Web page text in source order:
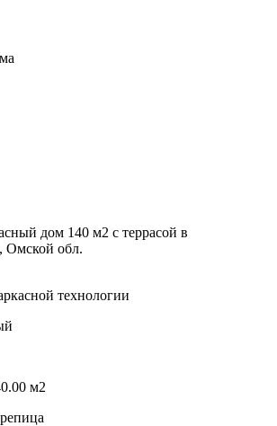
дом 140 м2 с террасой в
Омской обл.
технологии
м2